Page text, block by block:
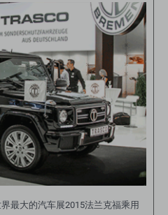
最大的汽车展2015法兰克福乘用